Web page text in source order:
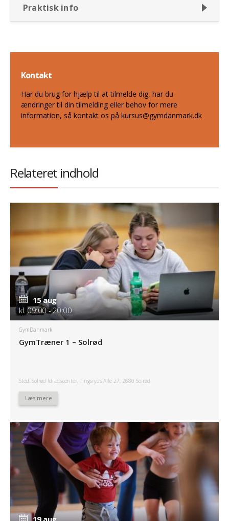
Praktisk info
Kontakt
Har du brug for hjælp til at tilmelde dig, har du
ændringer til din tilmelding eller behov for mere
information, så kontakt os på kursus@gymdanmark.dk
Relateret indhold
15 aug
kl. 09:00 - 20:00
GymDanmark
GymTræner 1 – Solrød
Sted: Solrød Idrætscenter, Tingsryds Alle 27, 2680 Solrød
Læs mere
19 aug